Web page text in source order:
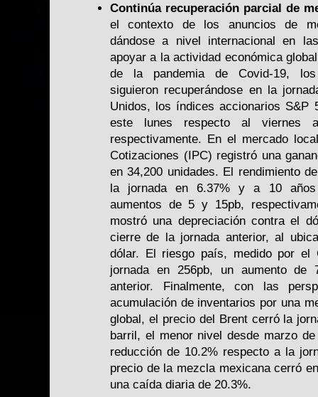
Continúa recuperación parcial de
el contexto de los anuncios de
dándose a nivel internacional en
apoyar a la actividad económica
de la pandemia de Covid-19, los
siguieron recuperándose en la
Unidos, los índices accionarios S&P
este lunes respecto al viernes
respectivamente. En el mercado
Cotizaciones (IPC) registró una
en 34,200 unidades. El rendimiento
la jornada en 6.37% y a 10 años
aumentos de 5 y 15pb,
mostró una depreciación contra el
cierre de la jornada anterior, al
dólar. El riesgo país, medido por
jornada en 256pb, un aumento de
anterior. Finalmente, con las
acumulación de inventarios por una
global, el precio del Brent cerró la
barril, el menor nivel desde marzo
reducción de 10.2% respecto a la
precio de la mezcla mexicana cerró
una caída diaria de 20.3%.